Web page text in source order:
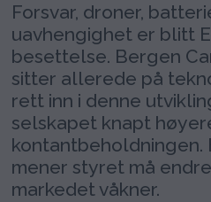
Forsvar, droner,
uavhengighet er blitt
besettelse. Bergen
sitter allerede på
rett inn i denne
selskapet knapt
kontantbeholdningen.
mener styret må
markedet våkner.